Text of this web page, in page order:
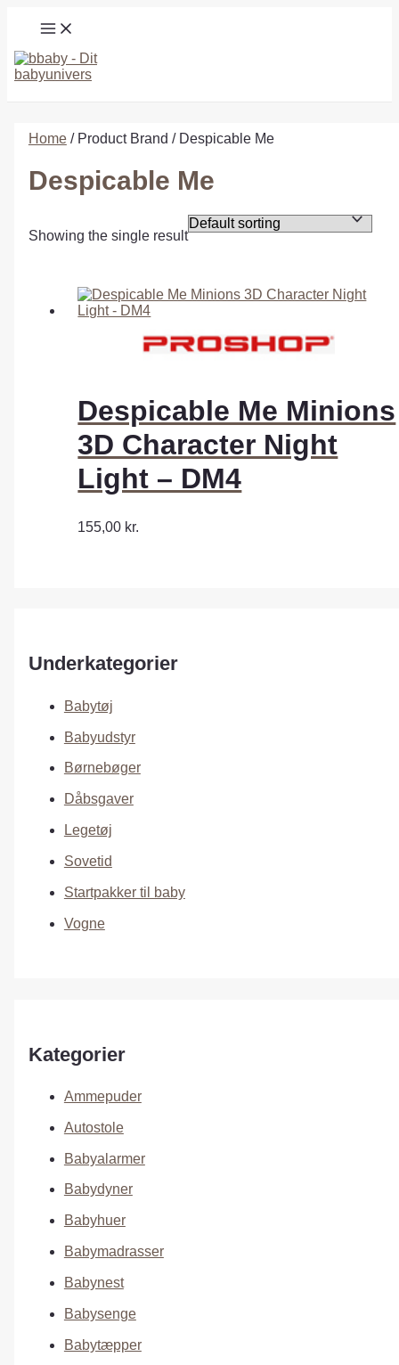
MAIN
MENU
Underkategorier
Babytøj
Babyudstyr
Børnebøger
Dåbsgaver
Legetøj
Sovetid
Startpakker til baby
Vogne
Kategorier
Ammepuder
Autostole
Babyalarmer
Babydyner
Babyhuer
Babymadrasser
Babynest
Babysenge
Babytæpper
Home/ Product Brand / Despicable Me
Despicable Me
Showing the single result
Despicable Me Minions
3D Character Night
Light – DM4
155,00 kr.